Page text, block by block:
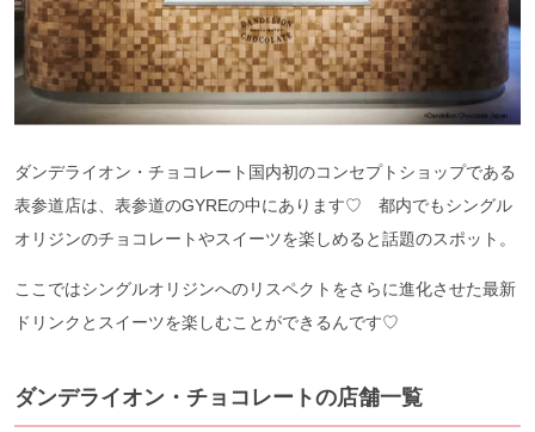
ダンデライオン・チョコレート国内初のコンセプトショップである
表参道店は、表参道のGYREの中にあります♡ 都内でもシングル
オリジンのチョコレートやスイーツを楽しめると話題のスポット。
ここではシングルオリジンへのリスペクトをさらに進化させた最新
ドリンクとスイーツを楽しむことができるんです♡
ダンデライオン・チョコレートの店舗一覧